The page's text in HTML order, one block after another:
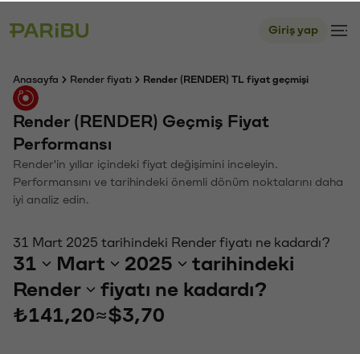
Giriş yap
Anasayfa Render fiyatı Render (RENDER) TL fiyat geçmişi
Render (RENDER) Geçmiş Fiyat
Performansı
Render'in yıllar içindeki fiyat değişimini inceleyin.
Performansını ve tarihindeki önemli dönüm noktalarını daha
iyi analiz edin.
31 Mart 2025 tarihindeki Render fiyatı ne kadardı?
31 Mart 2025
tarihindeki
Render
fiyatı ne kadardı?
₺141,20≈$3,70